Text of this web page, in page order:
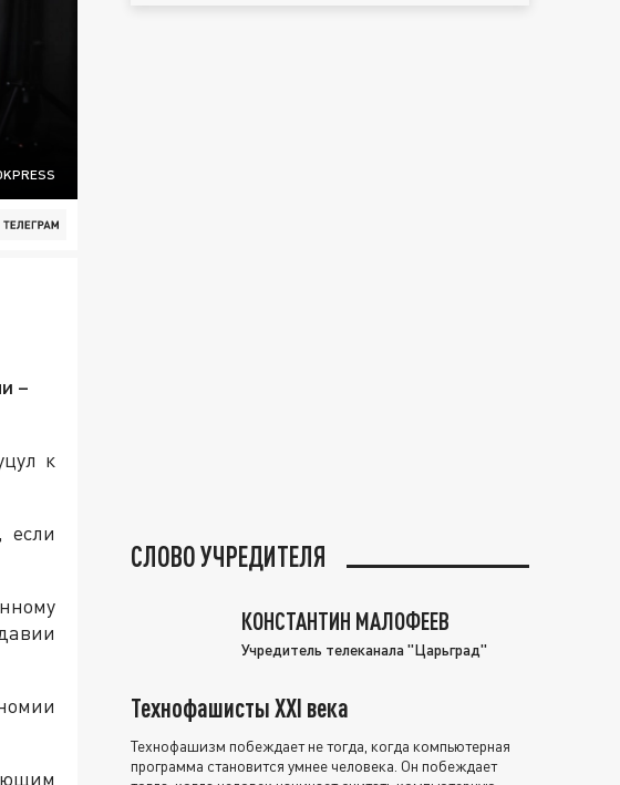
–
к
если
СЛОВО УЧРЕДИТЕЛЯ
КОНСТАНТИН МАЛОФЕЕВ
Учредитель телеканала "Царьград"
Технофашисты XXI века
Технофашизм побеждает не тогда, когда компьютерная
программа становится умнее человека. Он побеждает